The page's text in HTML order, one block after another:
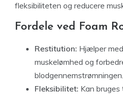
fleksibiliteten og reducere
Fordele ved Foam
Restitution: Hjælper
muskelømhed og
blodgennemstrømningen.
Fleksibilitet: Kan